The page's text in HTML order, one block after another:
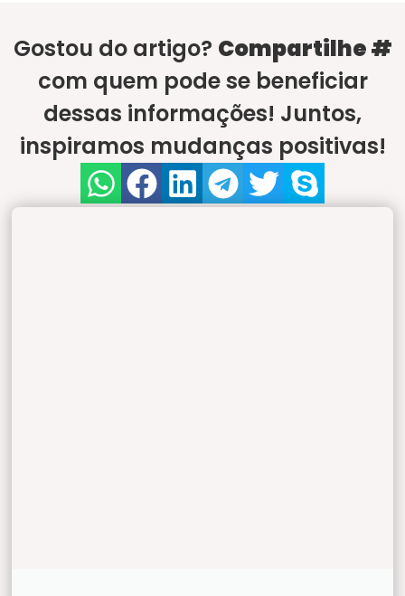
Gostou do artigo? Compartilhe #
com quem pode se beneficiar
dessas informações! Juntos,
inspiramos mudanças positivas!